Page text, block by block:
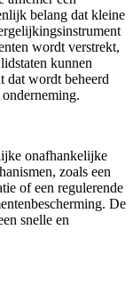
belang dat kleine
wordt verstrekt,
kunnen
dat wordt beheerd
onafhankelijke
zoals een
of een regulerende
De
snelle en